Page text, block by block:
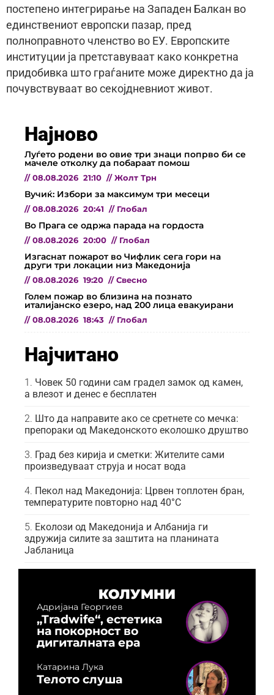
постепено интегрирање на Западен Балкан во
единствениот европски пазар, пред
полноправното членство во ЕУ. Европските
институции ја претставуваат како конкретна
придобивка што граѓаните може директно да ја
почувствуваат во секојдневниот живот.
Најново
Луѓето родени во овие три знаци попрво би се
мачеле отколку да побараат помош
// 08.08.2026 21:10 // Жолт Трн
Вучиќ: Избори за максимум три месеци
// 08.08.2026 20:41 // Глобал
Во Прага се одржа парада на гордоста
// 08.08.2026 20:00 // Глобал
Изгаснат пожарот во Чифлик сега гори на
други три локации низ Македонија
// 08.08.2026 19:20 // Свесно
Голем пожар во близина на познато
италијанско езеро, над 200 лица евакуирани
// 08.08.2026 18:43 // Глобал
Најчитано
Човек 50 години сам градел замок од камен,
а влезот и денес е бесплатен
Што да направите ако се сретнете со мечка:
препораки од Македонското еколошко друштво
Град без кирија и сметки: Жителите сами
произведуваат струја и носат вода
Пекол над Македонија: Црвен топлотен бран,
температурите повторно над 40°C
Еколози од Македонија и Албанија ги
здружија силите за заштита на планината
Јабланица
КОЛУМНИ
Адријана Георгиев
„Tradwife“, естетика
на покорност во
дигиталната ера
Катарина Лука
Телото слуша